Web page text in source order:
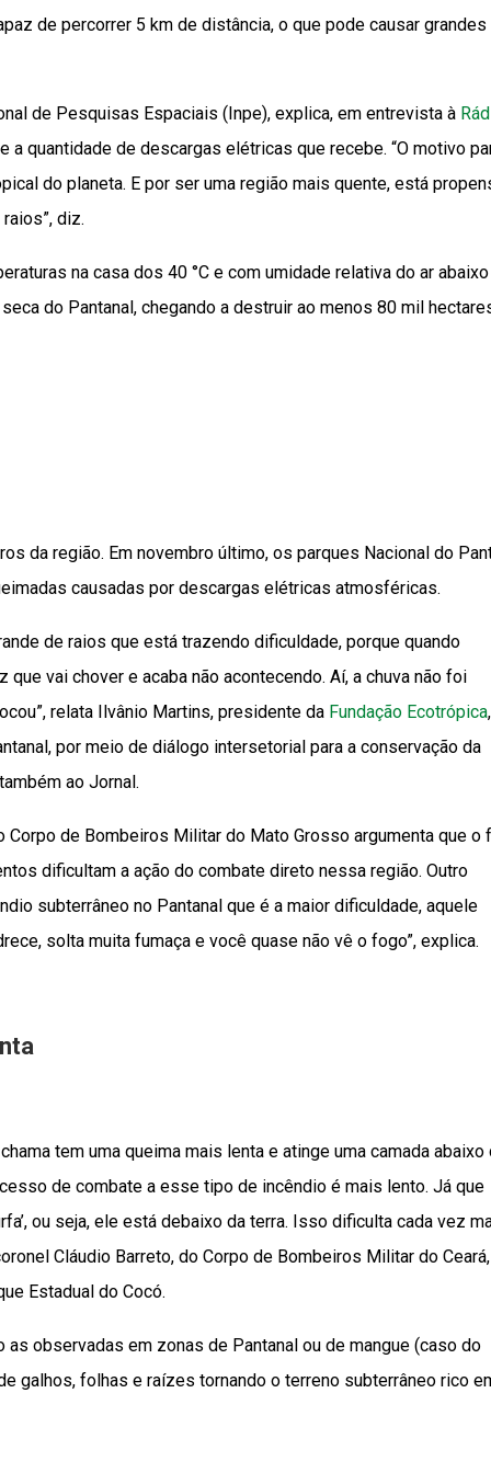
de percorrer 5 km de distância, o que pode causar grandes
de Pesquisas Espaciais (Inpe), explica, em entrevista à
a quantidade de descargas elétricas que recebe. “O motivo
do planeta. E por ser uma região mais quente, está
diz.
na casa dos 40 °C e com umidade relativa do ar
do Pantanal, chegando a destruir ao menos 80 mil
da região. Em novembro último, os parques Nacional do
causadas por descargas elétricas atmosféricas.
de raios que está trazendo dificuldade, porque quando
vai chover e acaba não acontecendo. Aí, a chuva não foi
relata Ilvânio Martins, presidente da Fundação Ecotrópica,
por meio de diálogo intersetorial para a conservação da
ao Jornal.
Corpo de Bombeiros Militar do Mato Grosso argumenta que o
dificultam a ação do combate direto nessa região. Outro
subterrâneo no Pantanal que é a maior dificuldade, aquele
solta muita fumaça e você quase não vê o fogo”, explica.
tem uma queima mais lenta e atinge uma camada abaixo
de combate a esse tipo de incêndio é mais lento. Já que
ou seja, ele está debaixo da terra. Isso dificulta cada vez
Cláudio Barreto, do Corpo de Bombeiros Militar do
Estadual do Cocó.
observadas em zonas de Pantanal ou de mangue (caso do
galhos, folhas e raízes tornando o terreno subterrâneo rico